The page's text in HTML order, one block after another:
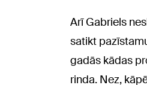
Arī Gabriels
satikt
gadās kādas
rinda. Nez,